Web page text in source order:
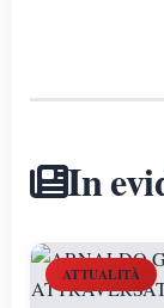
In
ATTUALITÀ